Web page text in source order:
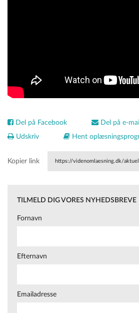
Del på Facebook
Del på e-mail
Udskriv
Hent
Kopier link https://videnomlaesning.dk/
TILMELD DIG VORES NYHEDSBREVE
Fornavn
Efternavn
Emailadresse